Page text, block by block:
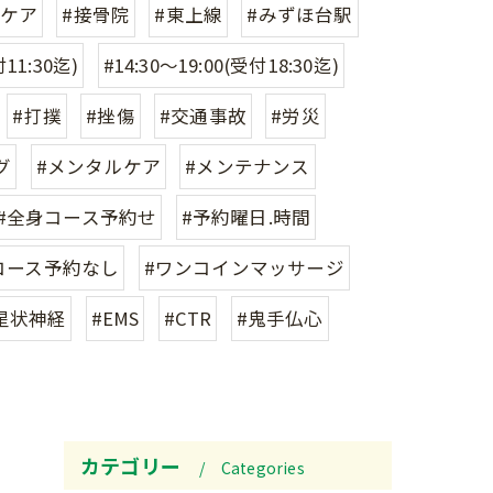
ア #接骨院 #東上線
#みずほ台駅
11:30迄)
#14:30〜19:00(受付18:30迄)
#打撲 #挫傷 #交通事故
#労災
#メンタルケア
#メンテナンス
全身コース予約せ
#予約曜日.時間
ス予約なし
#ワンコインマッサージ
状神経 #EMS #CTR
#鬼手仏心
カテゴリー Categories